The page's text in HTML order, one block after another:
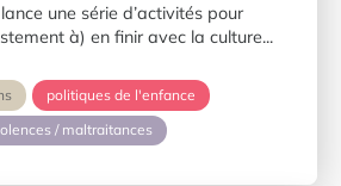
une série d’activités pour
à) en finir avec la culture...
politiques de l'enfance
/ maltraitances